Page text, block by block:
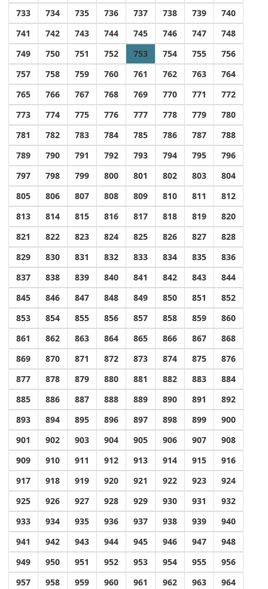
733
734 735 736 737 738 739
740
741
742 743 744 745 746 747
748
749
750 751 752 753 754 755
756
757
758 759 760 761 762 763
764
765
766 767 768 769 770 771
772
773
774 775 776 777 778 779
780
781
782 783 784 785 786 787
788
789
790 791 792 793 794 795
796
797
798 799 800 801 802 803
804
805
806 807 808 809 810 811
812
813
814 815 816 817 818 819
820
821
822 823 824 825 826 827
828
829
830 831 832 833 834 835
836
837
838 839 840 841 842 843
844
845
846 847 848 849 850 851
852
853
854 855 856 857 858 859
860
861
862 863 864 865 866 867
868
869
870 871 872 873 874 875
876
877
878 879 880 881 882 883
884
885
886 887 888 889 890 891
892
893
894 895 896 897 898 899
900
901
902 903 904 905 906 907
908
909
910 911 912 913 914 915
916
917
918 919 920 921 922 923
924
925
926 927 928 929 930 931
932
933
934 935 936 937 938 939
940
941
942 943 944 945 946 947
948
949
950 951 952 953 954 955
956
957
958 959 960 961 962 963
964